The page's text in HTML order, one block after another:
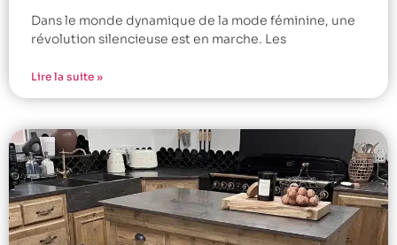
Dans le monde dynamique de la mode féminine, une
révolution silencieuse est en marche. Les
Lire la suite »